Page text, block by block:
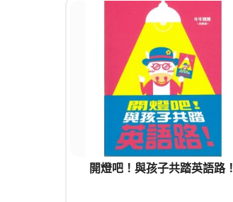
開燈吧！與孩子共踏英語路！